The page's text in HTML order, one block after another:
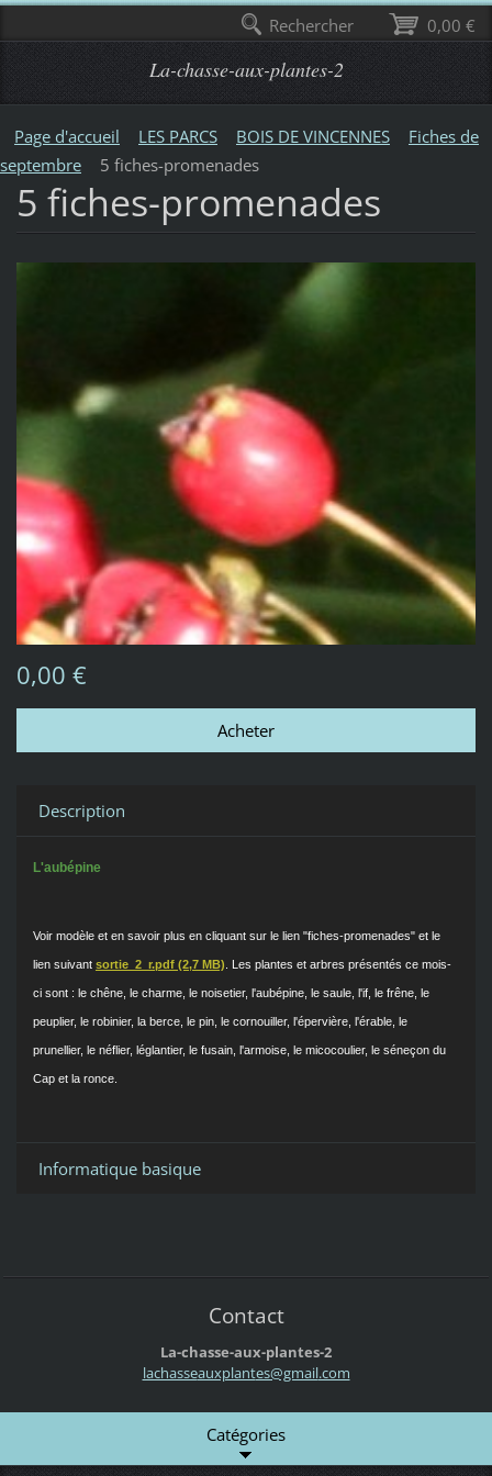
La-chasse-aux-plantes-2
Page d'accueil LES PARCS BOIS DE VINCENNES
Fiches de
septembre
5 fiches-promenades
5 fiches-promenades
0,00 €
Description
L'aubépine
Voir modèle et en savoir plus en cliquant sur le lien "fiches-promenades" et le
lien suivant sortie_2_r.pdf (2,7 MB) . Les plantes et arbres présentés ce mois-
ci sont : le chêne, le charme, le noisetier, l'aubépine, le saule, l'if, le frêne, le
peuplier, le robinier, la berce, le pin, le cornouiller, l'épervière, l'érable, le
prunellier, le néflier, léglantier, le fusain, l'armoise, le micocoulier, le séneçon du
Cap et la ronce.
Informatique basique
Contact
La-chasse-aux-plantes-2
lachasseauxplantes@gmail.com
Catégories
0,00 €
Rechercher